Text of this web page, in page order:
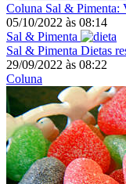
Coluna Sal & Pimenta:
05/10/2022 às 08:14
Sal & Pimenta
Sal & Pimenta Dietas
29/09/2022 às 08:22
Coluna